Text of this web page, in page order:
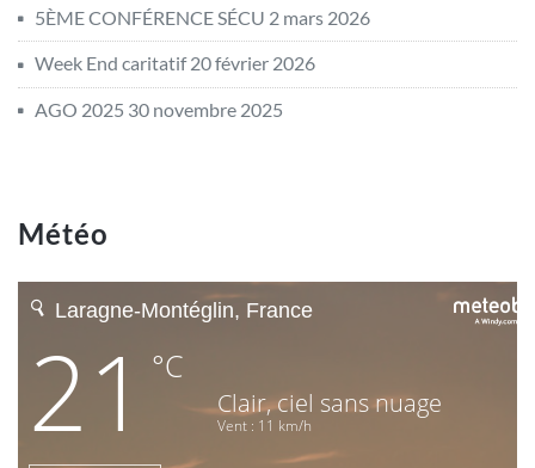
5ÈME CONFÉRENCE SÉCU 2 mars 2026
Week End caritatif 20 février 2026
AGO 2025 30 novembre 2025
Météo